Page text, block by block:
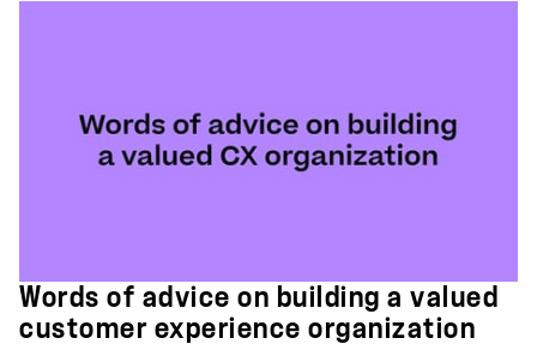
Words of advice on building a valued
customer experience organization